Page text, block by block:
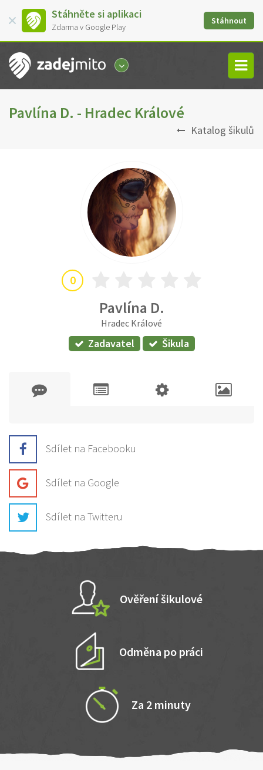
Stáhněte si aplikaci
Zdarma v Google Play
Stáhnout
Pavlína D. - Hradec Králové
Katalog šikulů
0
Pavlína D.
Hradec Králové
Zadavatel Šikula
Sdílet na Facebooku
Sdílet na Google
Sdílet na Twitteru
Ověření šikulové
Odměna po práci
Za 2 minuty